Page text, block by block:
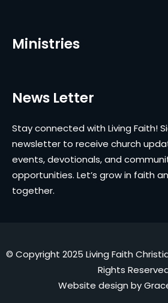
Ministries
News Letter
Stay connected with Living Faith!
newsletter to receive church
events, devotionals, and
opportunities. Let’s grow in faith
together.
© Copyright 2025 Living Faith
Rights
Website design by